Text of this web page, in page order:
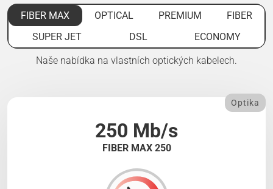
FIBER MAX OPTICAL PREMIUM
FIBER
SUPER JET
DSL ECONOMY
Naše nabídka na vlastních optických kabelech.
250 Mb/s
FIBER MAX 250
Optika